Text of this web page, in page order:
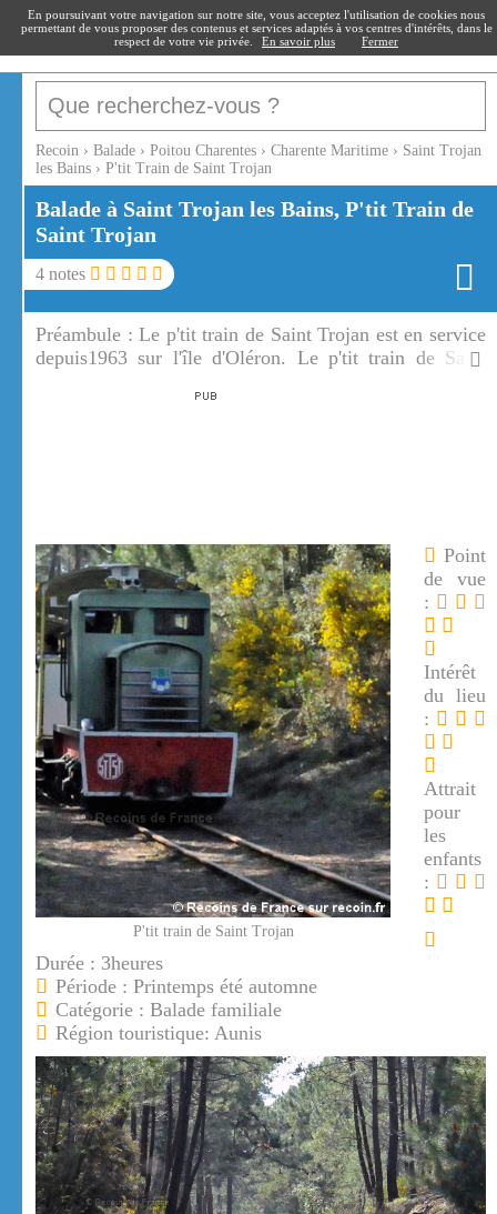
recoin.fr
Recoin › Balade › Poitou Charentes › Charente Maritime › Saint Trojan
les Bains › P'tit Train de Saint Trojan
Balade à Saint Trojan les Bains, P'tit Train de
Saint Trojan
4 notes
Préambule :Le p'tit train de Saint Trojan est en service
depuis1963 sur l'île d'Oléron. Le p'tit train de Saint
plus sauvage de l'île d'Oléron.
P'tit train de Saint Trojan
Point
de vue
:
Intérêt
du lieu
:
Attrait
pour
les
enfants
:
Durée : 3heures
Période : Printemps été automne
Catégorie : Balade familiale
Région touristique: Aunis
En poursuivant votre navigation sur notre site, vous acceptez l'utilisation de cookies nous
permettant de vous proposer des contenus et services adaptés à vos centres d'intérêts, dans le
respect de votre vie privée.
En savoir plus Fermer